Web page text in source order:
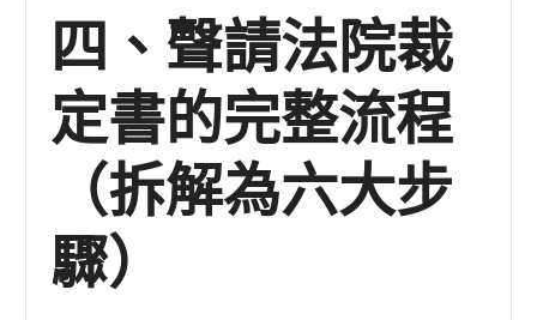
四、聲請法院裁
定書的完整流程
（拆解為六大步
驟）